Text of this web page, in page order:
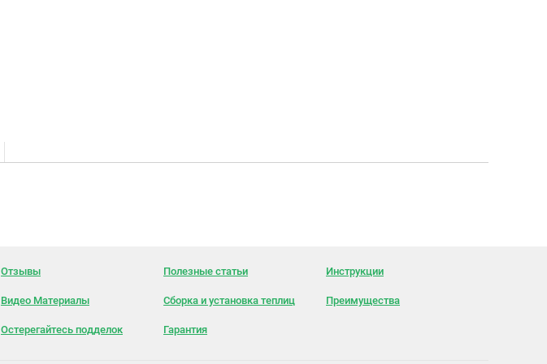
Отзывы Полезные статьи Инструкции
Видео Материалы Сборка и установка теплиц Преимущества
Остерегайтесь подделок Гарантия